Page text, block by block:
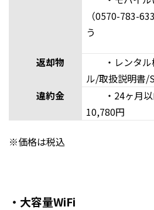
（0570-783-
う
返却物
・レンタル
ル/取扱説明書/
違約金
・24ヶ月以
10,780円
※価格は税込
・大容量WiFi